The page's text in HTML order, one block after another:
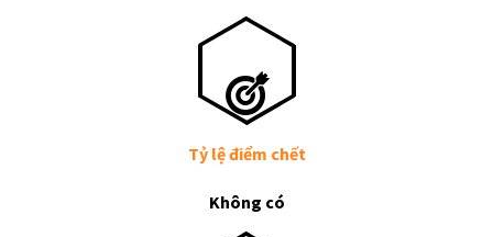
Tỷ lệ điểm chết
Không có